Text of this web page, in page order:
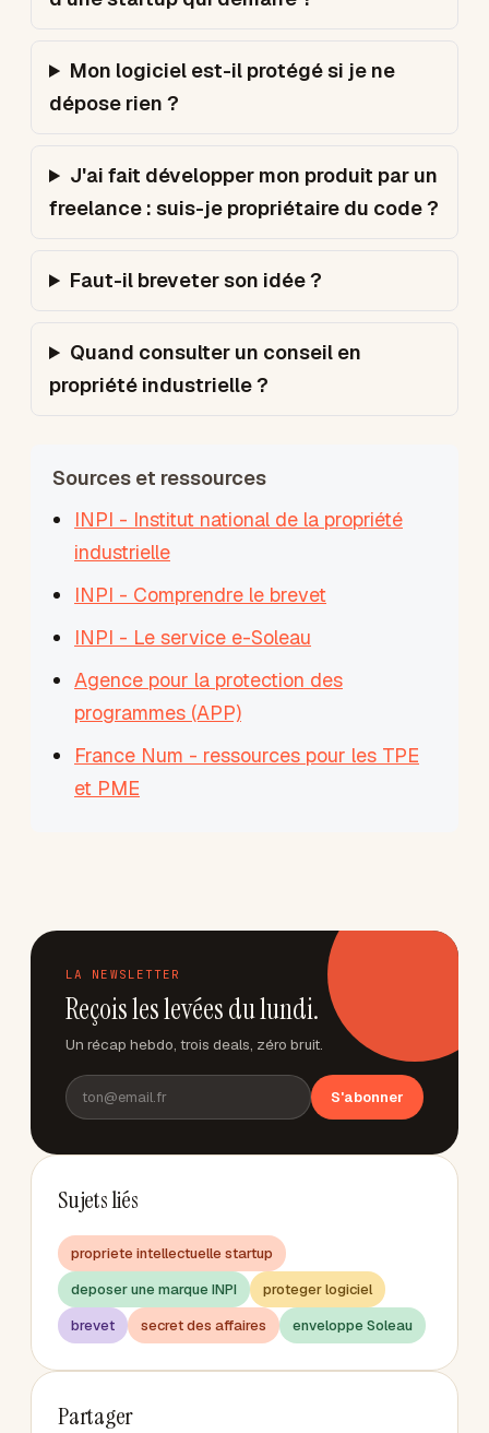
Mon logiciel est-il protégé si je ne
dépose rien ?
J'ai fait développer mon produit par un
freelance : suis-je propriétaire du code ?
Faut-il breveter son idée ?
Quand consulter un conseil en
propriété industrielle ?
Sources et ressources
INPI - Institut national de la propriété
industrielle
INPI - Comprendre le brevet
INPI - Le service e-Soleau
Agence pour la protection des
programmes (APP)
France Num - ressources pour les TPE
et PME
LA NEWSLETTER
Reçois les levées du lundi.
Un récap hebdo, trois deals, zéro bruit.
S'abonner
Sujets liés
propriete intellectuelle startup
deposer une marque INPI
proteger logiciel
brevet
secret des affaires enveloppe Soleau
Partager